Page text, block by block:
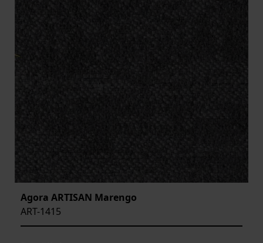
Agora ARTISAN Marengo
ART-1415